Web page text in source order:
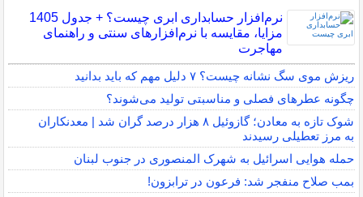
نرم‌افزار حسابداری ابری چیست؟ + جدول 1405
مزایا، مقایسه با نرم‌افزارهای سنتی و راهنمای
مهاجرت
ریزش موی سگ نشانه چیست؟ ۷ دلیل مهم که باید بدانید
چگونه عطرهای فصلی و مناسبتی تولید می‌شوند؟
شوک تازه به معادن؛ گازوئیل ۸ هزار درصد گران شد | معدنکاران
به مرز تعطیلی رسیدند
حمله هوایی اسرائیل به شهرک المنصوری در جنوب لبنان
بمب صلاح منفجر شد: فرعون در ترابزون!